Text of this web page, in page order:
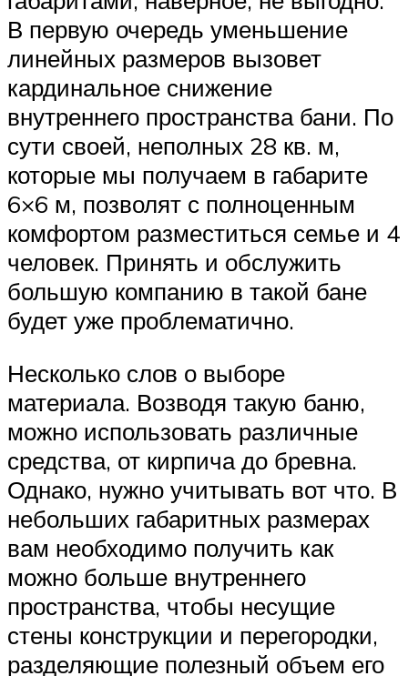
В первую очередь уменьшение
линейных размеров вызовет
кардинальное снижение
внутреннего пространства бани. По
сути своей, неполных 28 кв. м,
которые мы получаем в габарите
6×6 м, позволят с полноценным
комфортом разместиться семье и 4
человек. Принять и обслужить
большую компанию в такой бане
будет уже проблематично.
Несколько слов о выборе
материала. Возводя такую баню,
можно использовать различные
средства, от кирпича до бревна.
Однако, нужно учитывать вот что. В
небольших габаритных размерах
вам необходимо получить как
можно больше внутреннего
пространства, чтобы несущие
стены конструкции и перегородки,
разделяющие полезный объем его